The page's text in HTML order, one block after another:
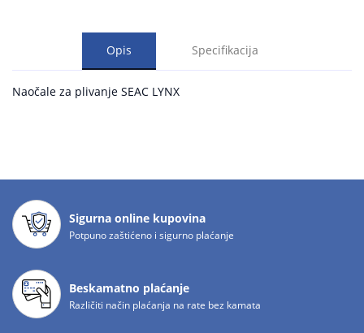
Opis Specifikacija
Naočale za plivanje SEAC LYNX
Sigurna online kupovina
Potpuno zaštićeno i sigurno plaćanje
Beskamatno plaćanje
Različiti način plaćanja na rate bez kamata